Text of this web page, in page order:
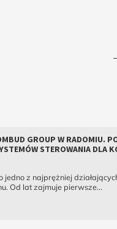
GROUP W RADOMIU.
STEROWANIA DLA
jedno z najprężniej
Od lat zajmuje pierwsze...